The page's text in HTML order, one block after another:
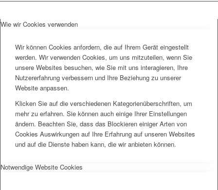
Wie wir Cookies verwenden
Wir können Cookies anfordern, die auf Ihrem Gerät eingestellt
werden. Wir verwenden Cookies, um uns mitzuteilen, wenn Sie
unsere Websites besuchen, wie Sie mit uns interagieren, Ihre
Nutzererfahrung verbessern und Ihre Beziehung zu unserer
Website anpassen.
Klicken Sie auf die verschiedenen Kategorienüberschriften, um
mehr zu erfahren. Sie können auch einige Ihrer Einstellungen
ändern. Beachten Sie, dass das Blockieren einiger Arten von
Cookies Auswirkungen auf Ihre Erfahrung auf unseren Websites
und auf die Dienste haben kann, die wir anbieten können.
Notwendige Website Cookies